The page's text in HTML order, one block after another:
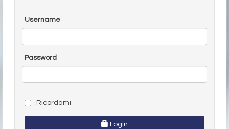
Username
Password
Ricordami
Login